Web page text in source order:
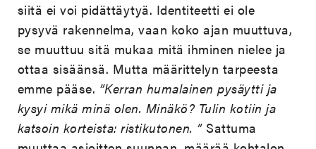
siitä ei voi pidättäytyä. Identiteetti ei ole
pysyvä rakennelma, vaan koko ajan muuttuva,
se muuttuu sitä mukaa mitä ihminen nielee ja
ottaa sisäänsä. Mutta määrittelyn tarpeesta
emme pääse. ”Kerran humalainen pysäytti ja
kysyi mikä minä olen. Minäkö? Tulin kotiin ja
katsoin korteista: ristikutonen. ”Sattuma